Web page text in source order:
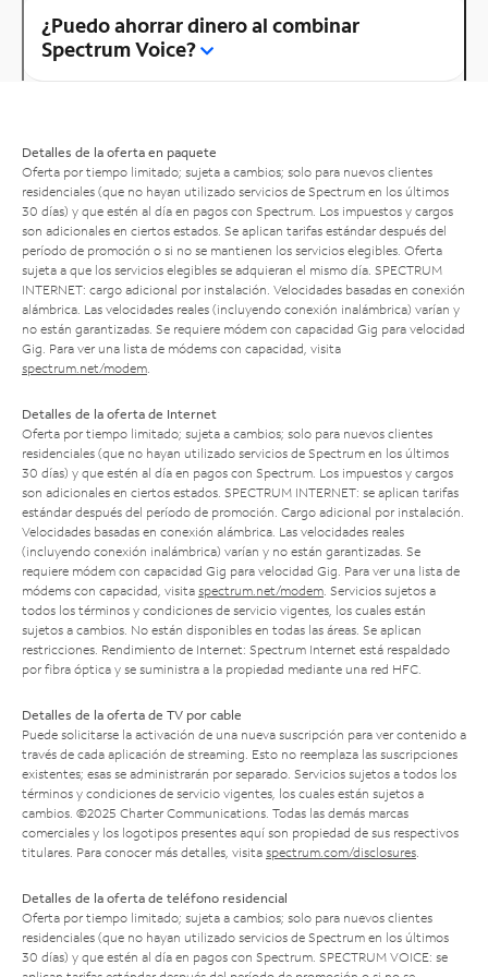
¿Puedo ahorrar dinero al combinar
Spectrum Voice?
Detalles de la oferta en paquete
Oferta por tiempo limitado; sujeta a cambios; solo para nuevos clientes
residenciales (que no hayan utilizado servicios de Spectrum en los últimos
30 días) y que estén al día en pagos con Spectrum. Los impuestos y cargos
son adicionales en ciertos estados. Se aplican tarifas estándar después del
período de promoción o si no se mantienen los servicios elegibles. Oferta
sujeta a que los servicios elegibles se adquieran el mismo día. SPECTRUM
INTERNET: cargo adicional por instalación. Velocidades basadas en conexión
alámbrica. Las velocidades reales (incluyendo conexión inalámbrica) varían y
no están garantizadas. Se requiere módem con capacidad Gig para velocidad
Gig. Para ver una lista de módems con capacidad, visita
spectrum.net/modem
Detalles de la oferta de Internet
Oferta por tiempo limitado; sujeta a cambios; solo para nuevos clientes
residenciales (que no hayan utilizado servicios de Spectrum en los últimos
30 días) y que estén al día en pagos con Spectrum. Los impuestos y cargos
son adicionales en ciertos estados. SPECTRUM INTERNET: se aplican tarifas
estándar después del período de promoción. Cargo adicional por instalación.
Velocidades basadas en conexión alámbrica. Las velocidades reales
(incluyendo conexión inalámbrica) varían y no están garantizadas. Se
requiere módem con capacidad Gig para velocidad Gig. Para ver una lista de
módems con capacidad, visita spectrum.net/modem . Servicios sujetos a
todos los términos y condiciones de servicio vigentes, los cuales están
sujetos a cambios. No están disponibles en todas las áreas. Se aplican
restricciones. Rendimiento de Internet: Spectrum Internet está respaldado
por fibra óptica y se suministra a la propiedad mediante una red HFC.
Detalles de la oferta de TV por cable
Puede solicitarse la activación de una nueva suscripción para ver contenido a
través de cada aplicación de streaming. Esto no reemplaza las suscripciones
existentes; esas se administrarán por separado. Servicios sujetos a todos los
términos y condiciones de servicio vigentes, los cuales están sujetos a
cambios. ©2025 Charter Communications. Todas las demás marcas
comerciales y los logotipos presentes aquí son propiedad de sus respectivos
titulares. Para conocer más detalles, visita spectrum.com/disclosures
Detalles de la oferta de teléfono residencial
Oferta por tiempo limitado; sujeta a cambios; solo para nuevos clientes
residenciales (que no hayan utilizado servicios de Spectrum en los últimos
30 días) y que estén al día en pagos con Spectrum. SPECTRUM VOICE: se